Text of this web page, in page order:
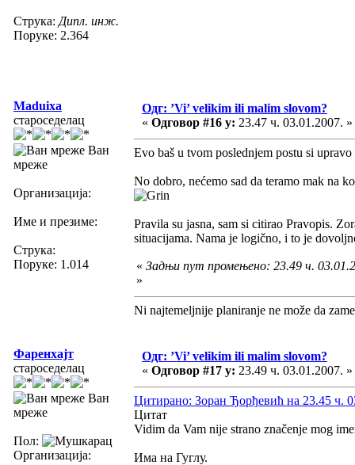
Струка: Дипл. инж.
Поруке: 2.364
Maduixa
староседелац
Ван
мреже
Организација:
Име и презиме:
Струка:
Поруке: 1.014
Одг: ’Vi’ velikim ili malim slovom?
« Одговор #16 у: 23.47 ч. 03.01.2007. »
Evo baš u tvom poslednjem postu si
No dobro, nećemo sad da teramo mak na
Pravila su jasna, sam si citirao Pravopis.
situacijama. Nama je logično, i to je
« Задњи пут промењено: 23.49 ч.
»
Ni najtemeljnije planiranje ne može da
Фаренхајт
староседелац
Ван
мреже
Пол:
Организација:
Одг: ’Vi’ velikim ili malim slovom?
« Одговор #17 у: 23.49 ч. 03.01.2007. »
Цитирано: Зоран Ђорђевић на 23.45 ч.
Цитат
Vidim da Vam nije strano značenje mog
Има на Гуглу.